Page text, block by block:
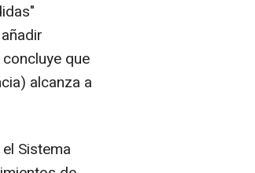
que
alcanza a
Sistema